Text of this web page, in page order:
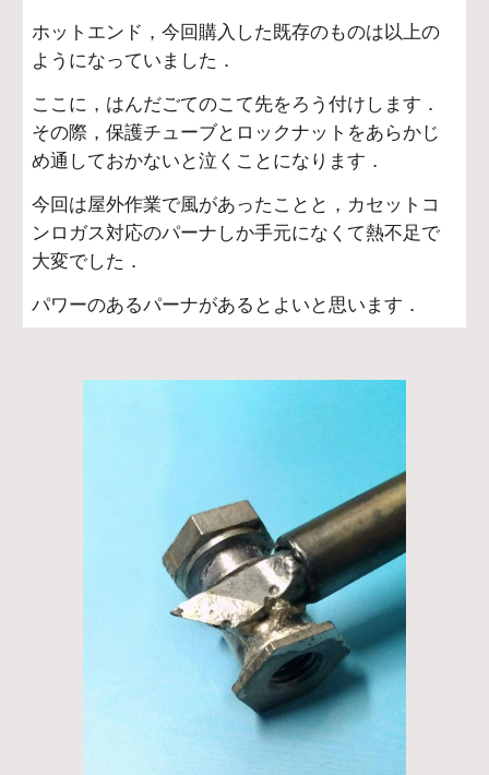
ホットエンド，今回購入した既存のものは以上の
ようになっていました．
ここに，はんだごてのこて先をろう付けします．
その際，保護チューブとロックナットをあらかじ
め通しておかないと泣くことになります．
今回は屋外作業で風があったことと，カセットコ
ンロガス対応のパーナしか手元になくて熱不足で
大変でした．
パワーのあるパーナがあるとよいと思います．